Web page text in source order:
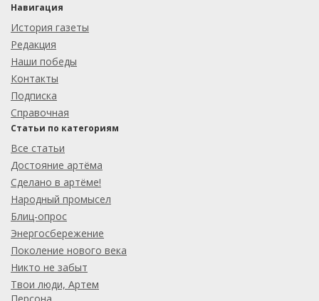
Навигация
История газеты
Редакция
Наши победы
Контакты
Подписка
Справочная
Статьи по категориям
Все статьи
Достояние артёма
Сделано в артёме!
Народный промысел
Блиц-опрос
Энергосбережение
Поколение нового века
Никто не забыт
Твои люди, Артем
Персона